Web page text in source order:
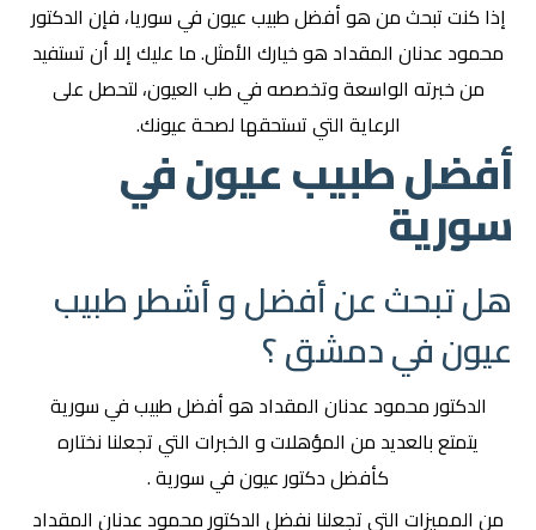
إذا كنت تبحث من هو أفضل طبيب عيون في سوريا، فإن الدكتور
محمود عدنان المقداد هو خيارك الأمثل. ما عليك إلا أن تستفيد
من خبرته الواسعة وتخصصه في طب العيون، لتحصل على
الرعاية التي تستحقها لصحة عيونك.
أفضل طبيب عيون في
سورية
هل تبحث عن أفضل و أشطر طبيب
عيون في دمشق ؟
الدكتور محمود عدنان المقداد هو أفضل طبيب في سورية
يتمتع بالعديد من المؤهلات و الخبرات التي تجعلنا نختاره
كأفضل دكتور عيون في سورية .
من المميزات التي تجعلنا نفضل الدكتور محمود عدنان المقداد